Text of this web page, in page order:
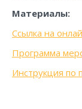
Материалы:
Ссылка на
Программа
Инструкция по